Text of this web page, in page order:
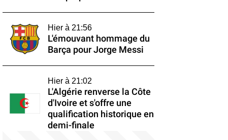
Hier à 21:56
L'émouvant hommage du
Barça pour Jorge Messi
Hier à 21:02
L'Algérie renverse la Côte
d'Ivoire et s'offre une
qualification historique en
demi-finale